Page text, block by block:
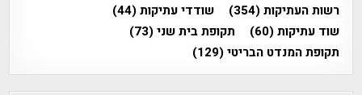
רשות העתיקות(354) שודדי עתיקות(44)
שוד עתיקות(60) תקופת בית שני(73)
תקופת המנדט הבריטי(129)